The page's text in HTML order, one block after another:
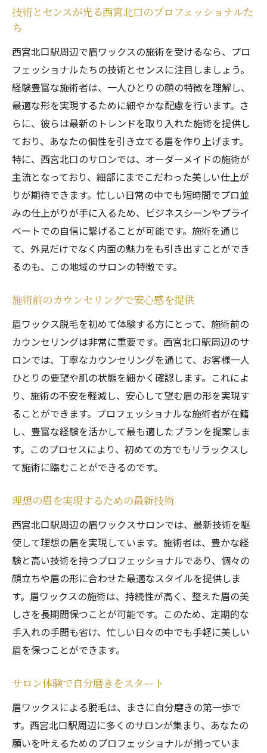
施術時間を無駄にしない効率的なサービス
西宮北口のプロが施す眉ワックスであなたの顔
に合うスタイルを
個々の顔立ちに合わせたオーダーメイド施
術
自然に調和する美しい眉のデザイン
プロが提案する最新トレンドとスタイル
顔の印象を変えるビフォーアフター
継続的な施術で理想の眉を追求
施術後のフォローアップで安心
眉ワックスで清潔感アップ西宮北口駅のサロン
でビジネスもプライベートも充実
ビジネスシーンに最適な眉スタイル
眉ワックスで第一印象を格上げ
清潔感を保つための眉ケア術
プロフェッショナルな仕上がりを保証
多忙な中でも手軽に清潔感を維持
オーダーメイドの眉ワックスで新しい自分を発
見西宮北口駅のサロン
自分らしさを引き出す眉デザイン
個別対応で自分だけのスタイルを
新しい自分に出会うための施術体験
プロの提案を受けて自信を手に
眉ワックスで魅力的な変化を実感
アクセス抜群西宮北口駅で理想の眉を手に入れ
る眉ワックス体験
駅周辺の便利なサロン一覧
短時間での施術が可能なサロン選び
理想の眉を実現するための第一歩
アクセスの良さが人気の理由
周辺のカフェやショップと一緒に楽しむ
西宮北口駅の眉ワックスサロンで忙しい日常に
変化を与える
忙しい生活に美しさをプラス
技術とセンスが光る西宮北口のプロフェッショナルた
ち
西宮北口駅周辺で眉ワックスの施術を受けるなら、プロ
フェッショナルたちの技術とセンスに注目しましょう。
経験豊富な施術者は、一人ひとりの顔の特徴を理解し、
最適な形を実現するために細やかな配慮を行います。さ
らに、彼らは最新のトレンドを取り入れた施術を提供し
ており、あなたの個性を引き立てる眉を作り上げます。
特に、西宮北口のサロンでは、オーダーメイドの施術が
主流となっており、細部にまでこだわった美しい仕上が
りが期待できます。忙しい日常の中でも短時間でプロ並
みの仕上がりが手に入るため、ビジネスシーンやプライ
ベートでの自信に繋げることが可能です。施術を通じ
て、外見だけでなく内面の魅力をも引き出すことができ
るのも、この地域のサロンの特徴です。
施術前のカウンセリングで安心感を提供
眉ワックス脱毛を初めて体験する方にとって、施術前の
カウンセリングは非常に重要です。西宮北口駅周辺のサ
ロンでは、丁寧なカウンセリングを通じて、お客様一人
ひとりの要望や肌の状態を細かく確認します。これによ
り、施術の不安を軽減し、安心して望む眉の形を実現す
ることができます。プロフェッショナルな施術者が在籍
し、豊富な経験を活かして最も適したプランを提案しま
す。このプロセスにより、初めての方でもリラックスし
て施術に臨むことができるのです。
理想の眉を実現するための最新技術
西宮北口駅周辺の眉ワックスサロンでは、最新技術を駆
使して理想の眉を実現しています。施術者は、豊かな経
験と高い技術を持つプロフェッショナルであり、個々の
顔立ちや眉の形に合わせた最適なスタイルを提供しま
す。眉ワックスの施術は、持続性が高く、整えた眉の美
しさを長期間保つことが可能です。このため、定期的な
手入れの手間も省け、忙しい日々の中でも手軽に美しい
眉を保つことができます。
サロン体験で自分磨きをスタート
眉ワックスによる脱毛は、まさに自分磨きの第一歩で
す。西宮北口駅周辺に多くのサロンが集まり、あなたの
願いを叶えるためのプロフェッショナルが揃っていま